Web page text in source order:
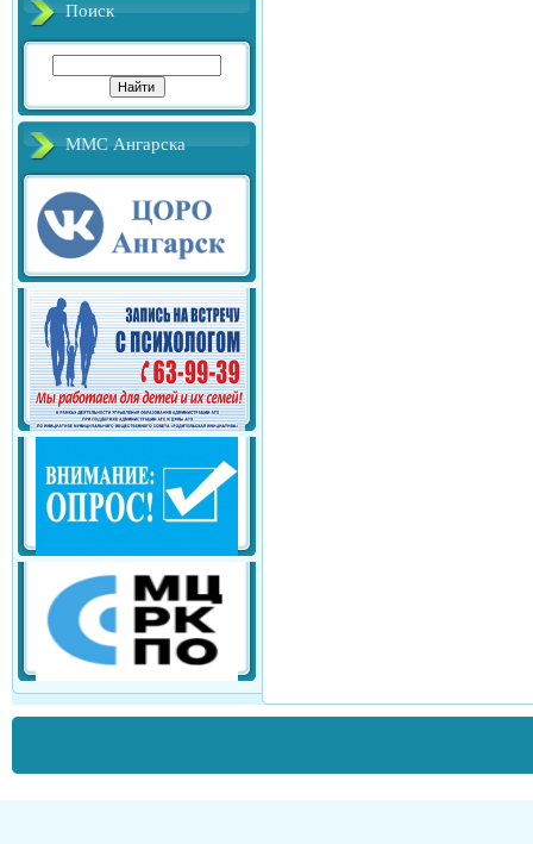
Поиск
ММС Ангарска